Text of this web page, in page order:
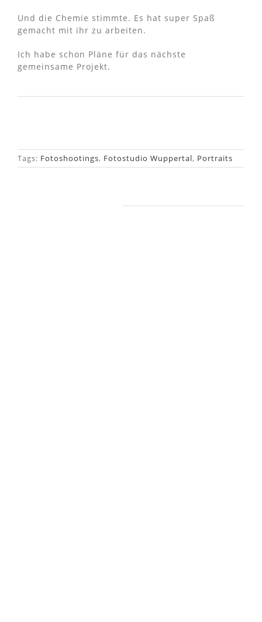
Und die Chemie stimmte. Es hat super Spaß
gemacht mit ihr zu arbeiten.
Ich habe schon Pläne für das nächste
gemeinsame Projekt.
Tags: Fotoshootings, Fotostudio Wuppertal, Portraits